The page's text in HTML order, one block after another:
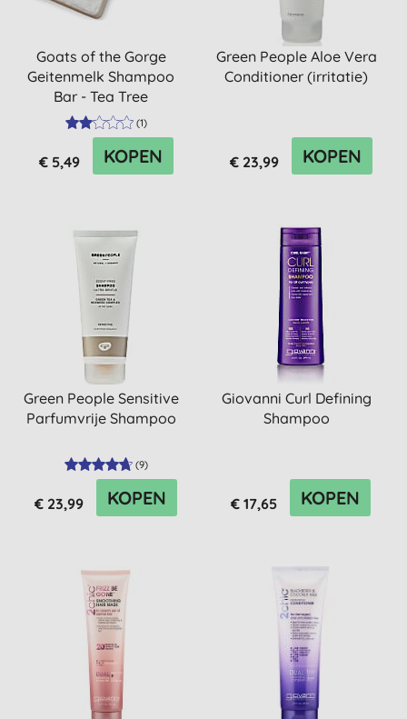
Goats of the Gorge
Geitenmelk Shampoo
Bar - Tea Tree
(1)
€ 5,49 KOPEN
Green People Aloe Vera
Conditioner (irritatie)
€ 23,99 KOPEN
Green People Sensitive
Parfumvrije Shampoo
(9)
€ 23,99 KOPEN
Giovanni Curl Defining
Shampoo
€ 17,65 KOPEN